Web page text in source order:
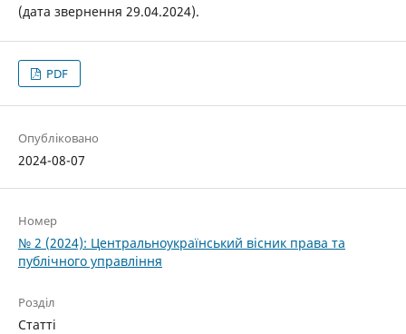
(дата звернення 29.04.2024).
PDF
Опубліковано
2024-08-07
Номер
№ 2 (2024): Центральноукраїнський вісник права та
публічного управління
Розділ
Статті